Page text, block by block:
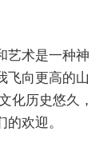
艺术是一种神
飞向更高的山
化历史悠久，
欢迎。